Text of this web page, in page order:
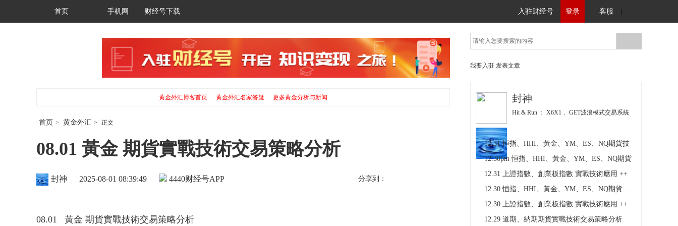
首页 手机网 财经号下载 入驻财经号 登录 客服
黄金外汇博客首页 黄金外汇名家答疑 更多黄金分析与新闻
首页 > 黄金外汇 > 正文
08.01 黃金 期貨實戰技術交易策略分析
财经号APP
封神 2025-08-01 08:39:49 4440 分享到：
08.01 黃金 期貨實戰技術交易策略分析
我要入驻 发表文章
封神
Hit & Run ： X6X1 、GET波浪模式交易系統
12.31 恒指、HHI、黃金、YM、ES、NQ期貨技
12.30pm 恒指、HHI、黃金、YM、ES、NQ期貨
12.31 上證指數、創業板指數 實戰技術應用 ++
12.30 恒指、HHI、黃金、YM、ES、NQ期貨技術
12.30 上證指數、創業板指數 實戰技術應用 ++
12.29 道期、納期期貨實戰技術交易策略分析